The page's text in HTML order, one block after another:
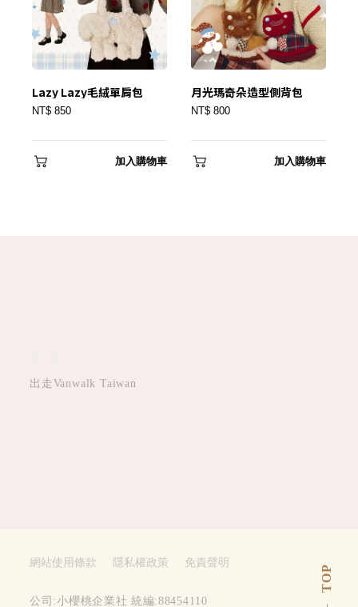
Lazy Lazy毛絨單肩包
NT$ 850
加入購物車
月光瑪奇朵造型側背包
NT$ 800
加入購物車
出走Vanwalk Taiwan
TOP
網站使用條款 隱私權政策 免責聲明
公司:小櫻桃企業社 統編:88454110